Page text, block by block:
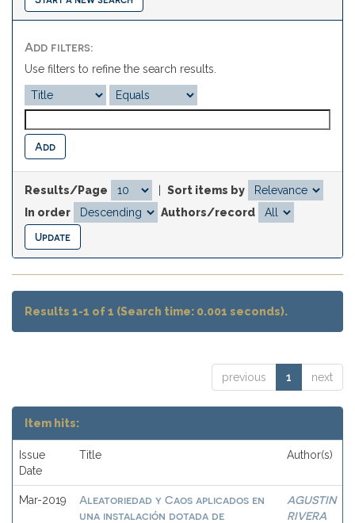
Add filters:
Use filters to refine the search results.
Results/Page
Sort items by
In order
Authors/record
Results 1-1 of 1 (Search time: 0.001 seconds).
previous 1 next
Item hits:
Issue
Date
Title Author(s)
Mar-2019
Aleatoriedad y Caos aplicados en
una instalación dotada de
AGUSTIN
RIVERA